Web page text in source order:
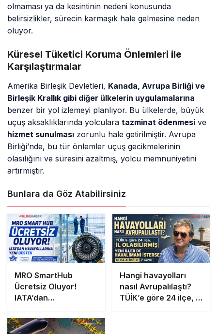
olmaması ya da kesintinin nedeni konusunda
belirsizlikler, sürecin karmaşık hale gelmesine neden
oluyor.
Küresel Tüketici Koruma Önlemleri ile
Karşılaştırmalar
Amerika Birleşik Devletleri, Kanada, Avrupa Birliği ve
Birleşik Krallık gibi diğer ülkelerin uygulamalarına
benzer bir yol izlemeyi planlıyor. Bu ülkelerde, büyük
uçuş aksaklıklarında yolcularatazminat ödenmesi ve
hizmet sunulması zorunlu hale getirilmiştir. Avrupa
Birliği’nde, bu tür önlemler uçuş gecikmelerinin
olasılığını ve süresini azaltmış, yolcu memnuniyetini
artırmıştır.
Bunlara da Göz Atabilirsiniz
MRO SmartHub
Ücretsiz Oluyor!
IATA’dan
Destek
Hangi havayolları
nasıl Avrupalılaştı?
TÜİK’e göre 24 ilçe, il